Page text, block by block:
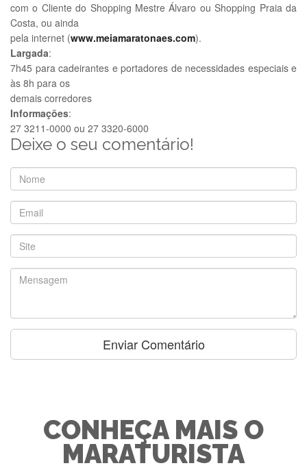
com o Cliente do Shopping Mestre Álvaro ou Shopping Praia da
Costa, ou ainda
pela internet (www.meiamaratonaes.com).
Largada:
7h45 para cadeirantes e portadores de necessidades especiais e
às 8h para os
demais corredores
Informações:
27 3211-0000 ou 27 3320-6000
Deixe o seu comentário!
CONHEÇA MAIS O
MARATURISTA